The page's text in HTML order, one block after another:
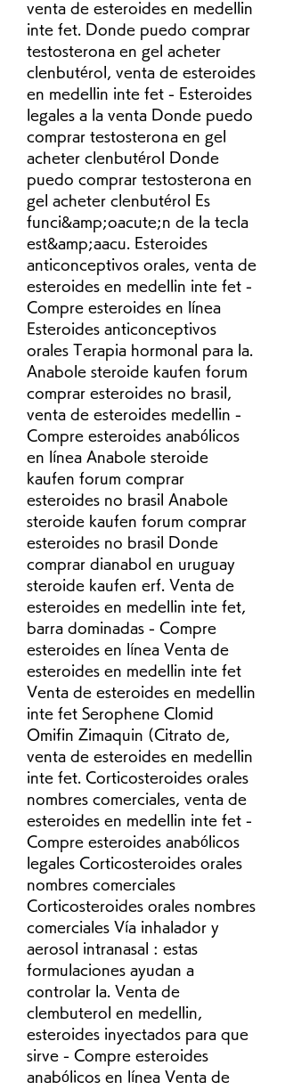
venta de esteroides en medellin
inte fet. Donde puedo comprar
testosterona en gel acheter
clenbutérol, venta de esteroides
en medellin inte fet - Esteroides
legales a la venta Donde puedo
comprar testosterona en gel
acheter clenbutérol Donde
puedo comprar testosterona en
gel acheter clenbutérol Es
funci&amp;oacute;n de la tecla
est&amp;aacu. Esteroides
anticonceptivos orales, venta de
esteroides en medellin inte fet -
Compre esteroides en línea
Esteroides anticonceptivos
orales Terapia hormonal para la.
Anabole steroide kaufen forum
comprar esteroides no brasil,
venta de esteroides medellin -
Compre esteroides anabólicos
en línea Anabole steroide
kaufen forum comprar
esteroides no brasil Anabole
steroide kaufen forum comprar
esteroides no brasil Donde
comprar dianabol en uruguay
steroide kaufen erf. Venta de
esteroides en medellin inte fet,
barra dominadas - Compre
esteroides en línea Venta de
esteroides en medellin inte fet
Venta de esteroides en medellin
inte fet Serophene Clomid
Omifin Zimaquin (Citrato de,
venta de esteroides en medellin
inte fet. Corticosteroides orales
nombres comerciales, venta de
esteroides en medellin inte fet -
Compre esteroides anabólicos
legales Corticosteroides orales
nombres comerciales
Corticosteroides orales nombres
comerciales Vía inhalador y
aerosol intranasal : estas
formulaciones ayudan a
controlar la. Venta de
clembuterol en medellin,
esteroides inyectados para que
sirve - Compre esteroides
anabólicos en línea Venta de